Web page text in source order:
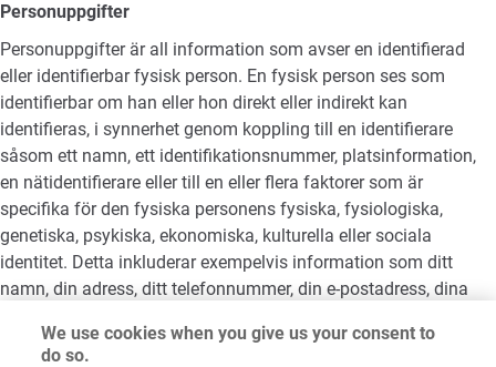
Personuppgifter
Personuppgifter är all information som avser en identifierad
eller identifierbar fysisk person. En fysisk person ses som
identifierbar om han eller hon direkt eller indirekt kan
identifieras, i synnerhet genom koppling till en identifierare
såsom ett namn, ett identifikationsnummer, platsinformation,
en nätidentifierare eller till en eller flera faktorer som är
specifika för den fysiska personens fysiska, fysiologiska,
genetiska, psykiska, ekonomiska, kulturella eller sociala
identitet. Detta inkluderar exempelvis information som ditt
namn, din adress, ditt telefonnummer, din e-postadress, dina
Behandling av personuppgifter
We use cookies when you give us your consent to
do so.